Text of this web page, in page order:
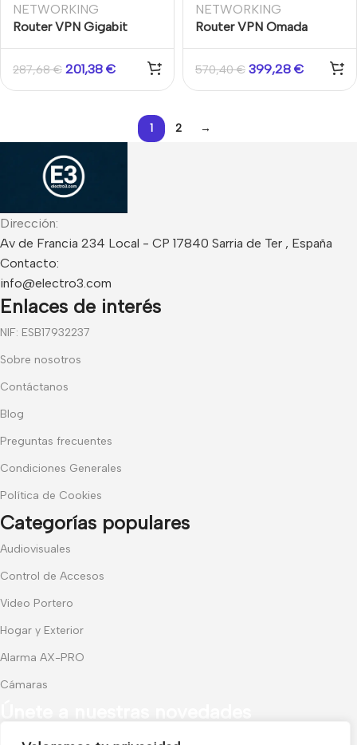
NETWORKING
Router VPN Gigabit
287,68€ 201,38 €
NETWORKING
Router VPN Omada
570,40€ 399,28 €
1 2 →
Dirección:
Av de Francia 234 Local - CP 17840 Sarria de Ter , España
Contacto:
info@electro3.com
Enlaces de interés
NIF: ESB17932237
Sobre nosotros
Contáctanos
Blog
Preguntas frecuentes
Condiciones Generales
Política de Cookies
Categorías populares
Audiovisuales
Control de Accesos
Video Portero
Hogar y Exterior
Alarma AX-PRO
Cámaras